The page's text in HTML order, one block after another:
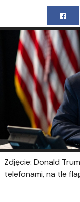
Zdjęcie: Donald
telefonami, na tle